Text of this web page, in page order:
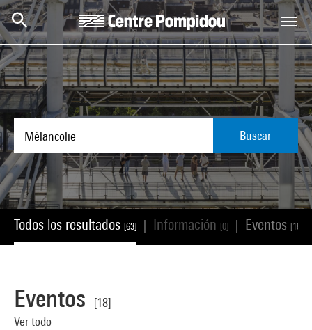
Skip to main content
Centre Pompidou
Buscar
Todos los resultados [63] Información [0] Eventos [18]
Eventos
[18]
Ver todo